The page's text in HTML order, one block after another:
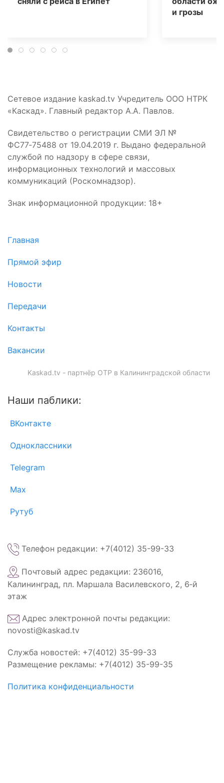
и грозы
Сетевое издание kaskad.tv Учредитель ООО НТРК
«Каскад». Главный редактор А.А. Павлов.
Свидетельство о регистрации СМИ ЭЛ №
ФС77‑75488 от 19.04.2019 г. Выдано федеральной
службой по надзору в сфере связи,
информационных технологий и массовых
коммуникаций (Роскомнадзор).
Знак информационной продукции: 18+
Главная
Прямой эфир
Новости
Передачи
Контакты
Вакансии
Kaskad.tv - партнёр ОТР в Калининградской области
Наши паблики:
ВКонтакте
Одноклассники
Telegram
Max
Рутуб
Телефон редакции: +7(4012) 35-99-33
Почтовый адрес редакции: 236016,
Калининград, пл. Маршала Василевского, 2, 6‑й
этаж
Адрес электронной почты редакции:
novosti@kaskad.tv
Служба новостей: +7(4012) 35-99-33
Размещение рекламы: +7(4012) 35-99-35
Политика конфиденциальности